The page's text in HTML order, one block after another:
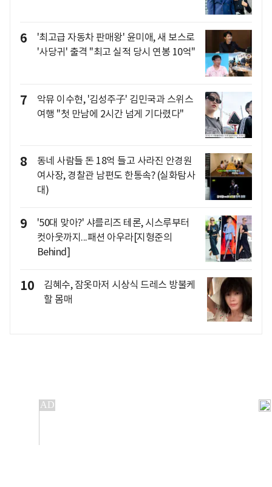
6
'최고급 자동차 판매왕' 윤미애, 새 보스로
'사당귀' 출격 "최고 실적 당시 연봉 10억"
7
악뮤 이수현, '김성주子' 김민국과 스위스
여행 "첫 만남에 2시간 넘게 기다렸다"
8
동네 사람들 돈 18억 들고 사라진 안경원
여사장, 경찰관 남편도 한통속? (실화탐사
대)
9
'50대 맞아?' 샤를리즈 테론, 시스루부터
컷아웃까지...패션 아우라[지형준의
Behind]
10
김혜수, 잠옷마저 시상식 드레스 방불케
할 몸매